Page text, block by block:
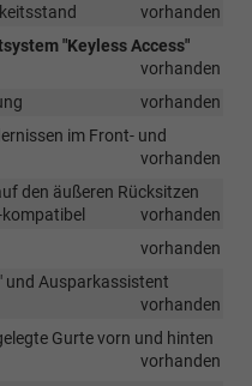
vorhanden
"Keyless Access"
vorhanden
vorhanden
im Front- und
vorhanden
den äußeren Rücksitzen
vorhanden
vorhanden
und Ausparkassistent
vorhanden
Gurte vorn und hinten
vorhanden